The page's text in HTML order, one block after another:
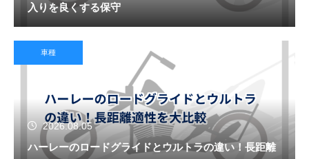
入りを良くする保守
車種
2026.08.05
ハーレーのロードグライドとウルトラの違い！長距離